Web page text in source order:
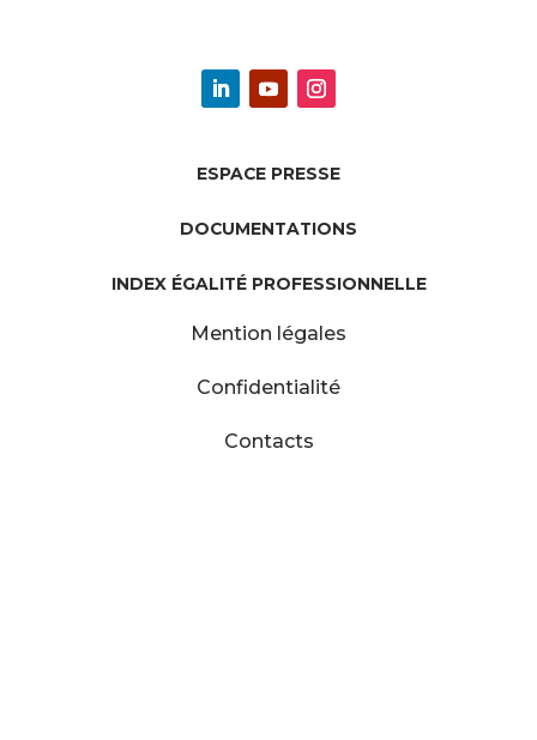
ESPACE PRESSE
DOCUMENTATIONS
INDEX ÉGALITÉ PROFESSIONNELLE
Mention légales
Confidentialité
Contacts